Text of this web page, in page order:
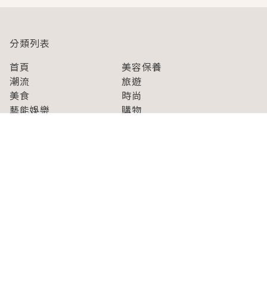
分類列表
首頁
美容保養
潮流
旅遊
美食
時尚
藝能娛樂
購物